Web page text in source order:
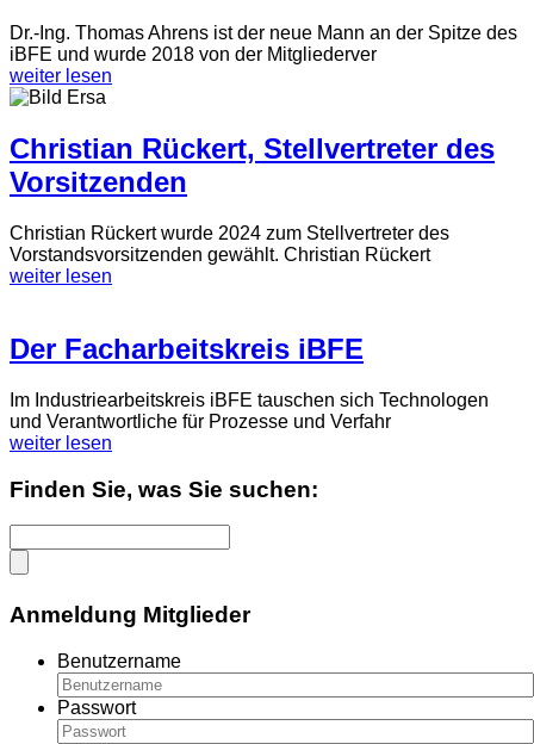
Dr.-Ing. Thomas Ahrens ist der neue Mann an der Spitze des
iBFE und wurde 2018 von der Mitgliederver
weiter lesen
Christian Rückert, Stellvertreter des
Vorsitzenden
Christian Rückert wurde 2024 zum Stellvertreter des
Vorstandsvorsitzenden gewählt. Christian Rückert
weiter lesen
Der Facharbeitskreis iBFE
Im Industriearbeitskreis iBFE tauschen sich Technologen
und Verantwortliche für Prozesse und Verfahr
weiter lesen
Finden Sie, was Sie suchen:
Anmeldung Mitglieder
Benutzername
Passwort